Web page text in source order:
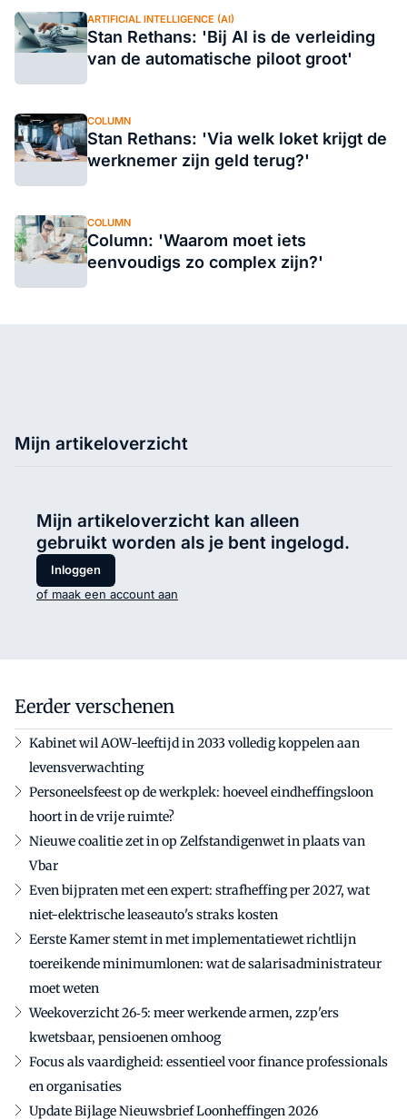
ARTIFICIAL INTELLIGENCE (AI)
Stan Rethans: 'Bij AI is de verleiding
van de automatische piloot groot'
COLUMN
Stan Rethans: 'Via welk loket krijgt de
werknemer zijn geld terug?'
COLUMN
Column: 'Waarom moet iets
eenvoudigs zo complex zijn?'
Mijn artikeloverzicht
Mijn artikeloverzicht kan alleen
gebruikt worden als je bent ingelogd.
Inloggen
of maak een account aan
Eerder verschenen
Kabinet wil AOW-leeftijd in 2033 volledig koppelen aan
levensverwachting
Personeelsfeest op de werkplek: hoeveel eindheffingsloon
hoort in de vrije ruimte?
Nieuwe coalitie zet in op Zelfstandigenwet in plaats van
Vbar
Even bijpraten met een expert: strafheffing per 2027, wat
niet-elektrische leaseauto's straks kosten
Eerste Kamer stemt in met implementatiewet richtlijn
toereikende minimumlonen: wat de salarisadministrateur
moet weten
Weekoverzicht 26‑5: meer werkende armen, zzp'ers
kwetsbaar, pensioenen omhoog
Focus als vaardigheid: essentieel voor finance professionals
en organisaties
Update Bijlage Nieuwsbrief Loonheffingen 2026